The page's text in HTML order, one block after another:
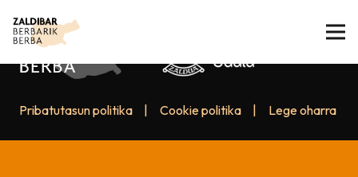
Pribatutasun politika Cookie politika Lege oharra